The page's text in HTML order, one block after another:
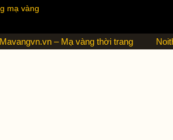
mạ vàng
Mavangvn.vn – Mạ vàng thời trang